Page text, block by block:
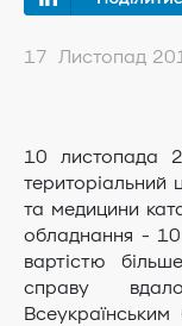
17 Листопад
10 листопада
територіальний
та медицини
обладнання - 10
вартістю
справу